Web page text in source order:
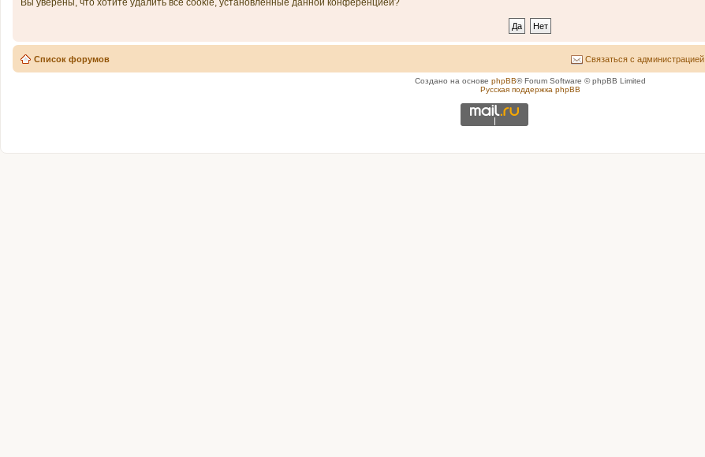
Список форумов Связаться с администрацией
Создано на основе phpBB® Forum Software © phpBB Limited
Русская поддержка phpBB